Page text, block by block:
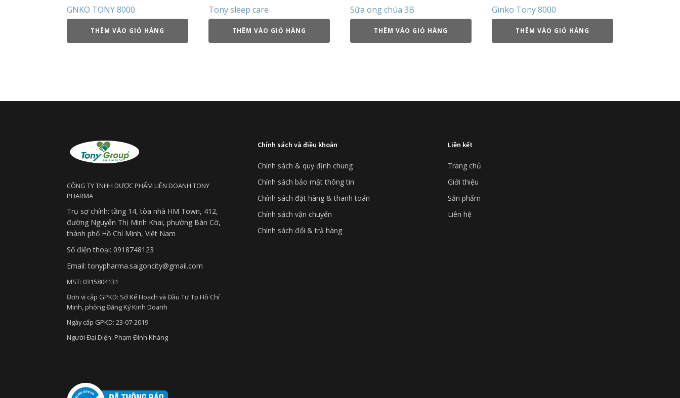
GNKO TONY 8000
THÊM VÀO GIỎ HÀNG
Tony sleep care
THÊM VÀO GIỎ HÀNG
Sữa ong chúa 3B
THÊM VÀO GIỎ HÀNG
Ginko Tony 8000
THÊM VÀO GIỎ HÀNG
CÔNG TY TNHH DƯỢC PHẨM LIÊN DOANH TONY
PHARMA
Trụ sợ chính: tầng 14, tòa nhà HM Town, 412,
đường Nguyễn Thị Minh Khai, phường Bàn Cờ,
thành phố Hồ Chí Minh, Việt Nam
Số điện thoại: 0918748123
Email: tonypharma.saigoncity@gmail.com
MST: 0315804131
Đơn vị cấp GPKD: Sở Kế Hoạch và Đầu Tư Tp Hồ Chí
Minh, phòng Đăng Ký Kinh Doanh
Ngày cấp GPKD: 23-07-2019
Người Đại Diện: Phạm Đình Kháng
Chính sách và điều khoản
Chính sách & quy định chung
Chính sách bảo mật thông tin
Chính sách đặt hàng & thanh toán
Chính sách vận chuyển
Chính sách đổi & trả hàng
Liên kết
Trang chủ
Giới thiệu
Sản phẩm
Liên hệ